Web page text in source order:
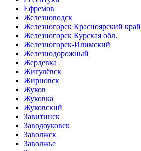
Ефремов
Железноводск
Железногорск Красноярский край
Железногорск Курская обл.
Железногорск-Илимский
Железнодорожный
Жердевка
Жигулёвск
Жирновск
Жуков
Жуковка
Жуковский
Завитинск
Заводоуковск
Заволжск
Заволжье